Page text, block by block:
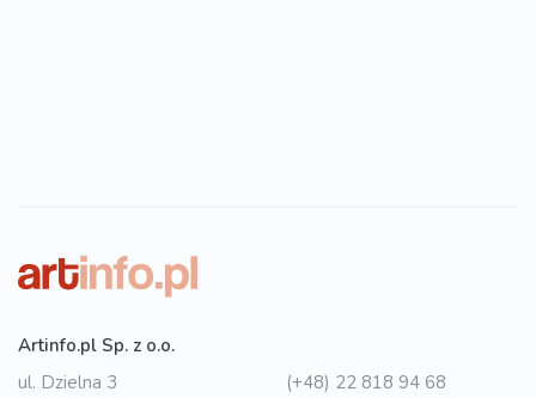
Artinfo.pl Sp. z o.o.
ul. Dzielna 3
(+48) 22 818 94 68